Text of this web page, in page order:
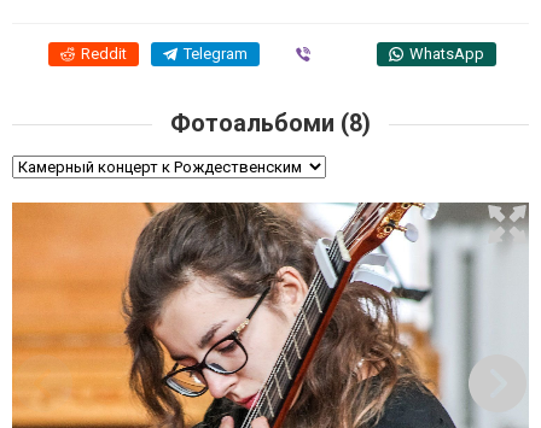
Reddit Telegram WhatsApp
Фотоальбоми (8)